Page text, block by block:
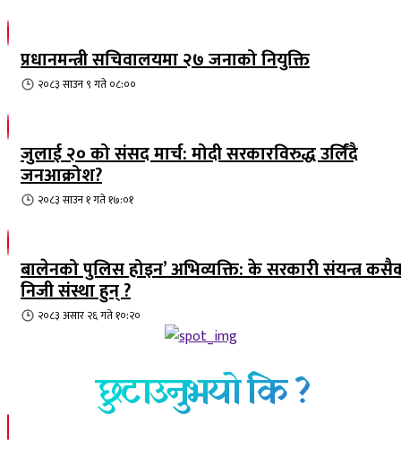
प्रधानमन्त्री सचिवालयमा २७ जनाको नियुक्ति
२०८३ साउन ९ गते ०८:००
जुलाई २० को संसद मार्च: मोदी सरकारविरुद्ध उर्लिंदै
जनआक्रोश?
२०८३ साउन १ गते १७:०१
बालेनको पुलिस होइन’ अभिव्यक्ति: के सरकारी संयन्त्र
निजी संस्था हुन् ?
२०८३ असार २६ गते १०:२०
छुटाउनुभयो कि ?